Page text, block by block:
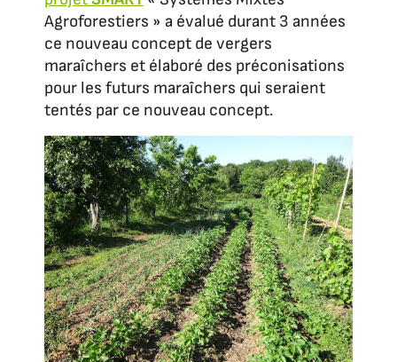
Agroforestiers » a évalué durant 3 années
ce nouveau concept de vergers
maraîchers et élaboré des préconisations
pour les futurs maraîchers qui seraient
tentés par ce nouveau concept.